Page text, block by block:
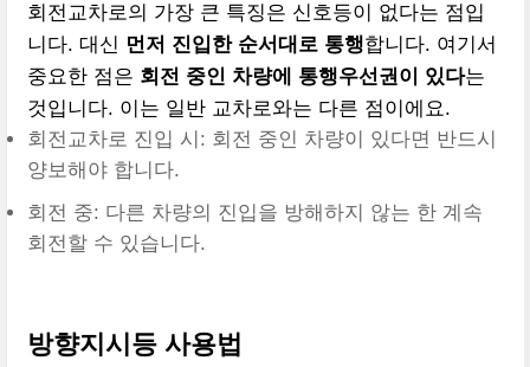
회전교차로의 가장 큰 특징은 신호등이 없다는 점입
니다. 대신 먼저 진입한 순서대로 통행합니다. 여기서
중요한 점은 회전 중인 차량에 통행우선권이 있다는
것입니다. 이는 일반 교차로와는 다른 점이에요.
회전교차로 진입 시: 회전 중인 차량이 있다면 반드시
양보해야 합니다.
회전 중: 다른 차량의 진입을 방해하지 않는 한 계속
회전할 수 있습니다.
방향지시등 사용법